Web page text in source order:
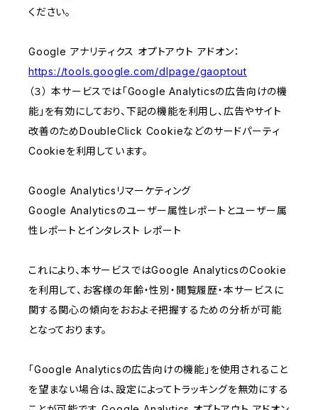
ください。
Google アナリティクス オプトアウト アドオン：
https://tools.google.com/dlpage/gaoptout
（３） 本サービスでは「Google Analyticsの広告向けの機
能」を有効にしており、下記の機能を利用し、広告やサイト
改善のためDoubleClick Cookieなどのサードパーティ
Cookieを利用しています。
Google Analyticsリマーケティング
Google Analyticsのユーザー属性レポートとユーザー属
性レポートとインタレスト レポート
これにより、本サービスではGoogle AnalyticsのCookie
を利用して、お客様の年齢・性別・閲覧履歴・本サービスに
関する関心の傾向をおおよそ把握するための分析が可能
となっております。
「Google Analyticsの広告向けの機能」を使用されること
を望まない場合は、設定によってトラッキングを無効にする